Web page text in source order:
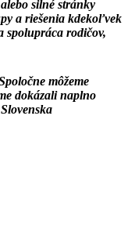
silné stránky
a riešenia kdekoľvek
spolupráca rodičov,
môžeme
dokázali naplno